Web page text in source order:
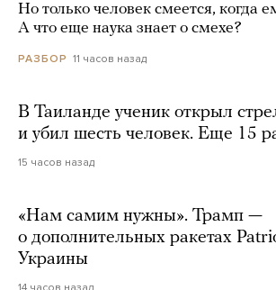
Но только человек смеется, когда
А что еще наука знает о смехе?
РАЗБОР 11 часов назад
В Таиланде ученик открыл
и убил шесть человек. Еще 15
15 часов назад
«Нам самим нужны». Трамп —
о дополнительных ракетах
Украины